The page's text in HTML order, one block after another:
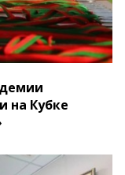
на Кубке